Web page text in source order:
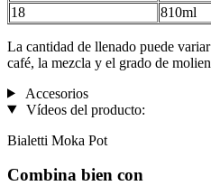
18
810ml
La cantidad de llenado puede
café, la mezcla y el grado de
Accesorios
Vídeos del producto:
Bialetti Moka Pot
Combina bien con